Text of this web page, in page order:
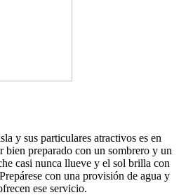
y sus particulares atractivos es en
preparado con un sombrero y un
casi nunca llueve y el sol brilla con
con una provisión de agua y
ese servicio.